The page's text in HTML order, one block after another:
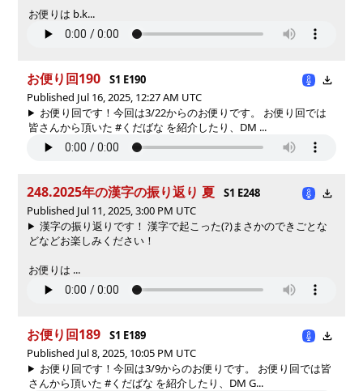
お便りは b.k...
お便り回190
S1 E190
Published Jul 16, 2025, 12:27 AM UTC
お便り回です！今回は3/22からのお便りです。 お便り回では
皆さんから頂いた #くだばな を紹介したり、DM ...
248.2025年の漢字の振り返り 夏
S1 E248
Published Jul 11, 2025, 3:00 PM UTC
漢字の振り返りです！ 漢字で起こった(?)まさかのできごとな
どなどお楽しみください！
お便りは ...
お便り回189
S1 E189
Published Jul 8, 2025, 10:05 PM UTC
お便り回です！今回は3/9からのお便りです。 お便り回では皆
さんから頂いた #くだばな を紹介したり、DM G...